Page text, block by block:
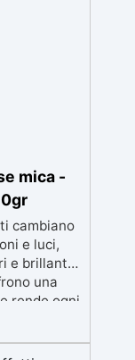
mica -
cambiano
e luci,
e brillanti.
una
rende ogni
✅ Alta
resine